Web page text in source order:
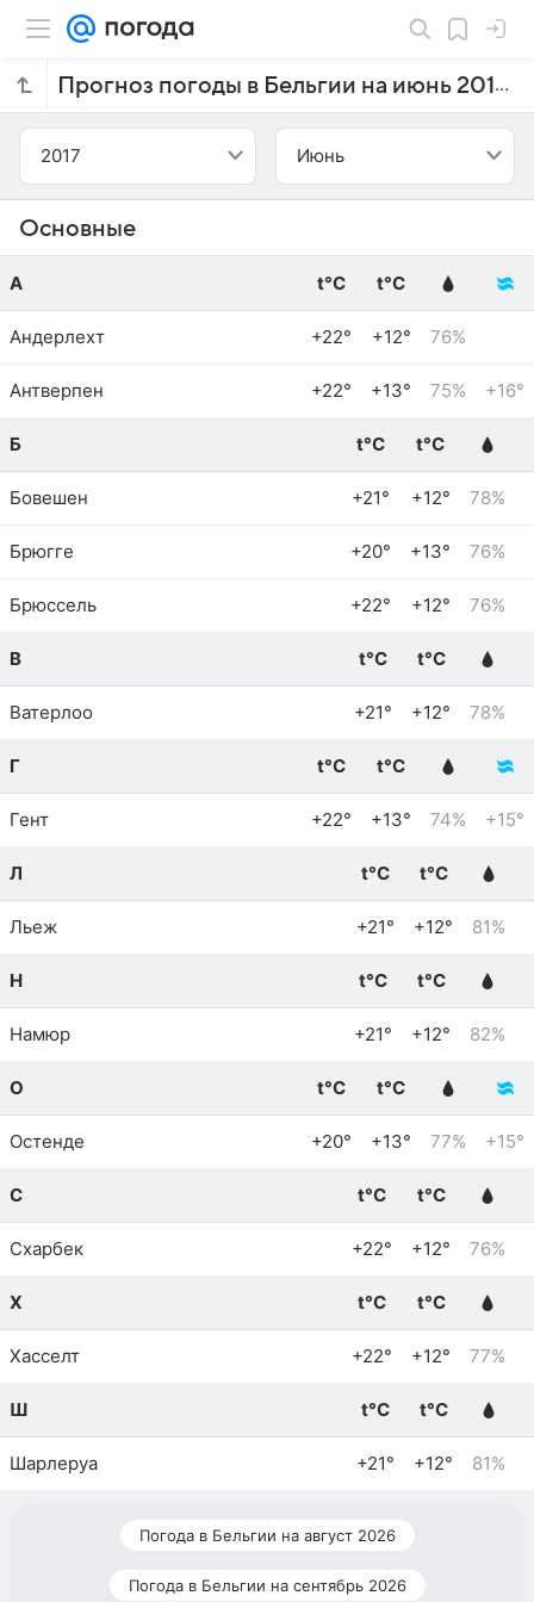
Прогноз погоды в Бельгии на июнь 2017 года
2017 Июнь
Основные
А t°C t°C
Андерлехт +22° +12° 76%
Антверпен +22° +13° 75% +16°
Б t°C t°C
Бовешен +21° +12° 78%
Брюгге +20° +13° 76%
Брюссель +22° +12° 76%
В t°C t°C
Ватерлоо +21° +12° 78%
Г t°C t°C
Гент +22° +13° 74% +15°
Л t°C t°C
Льеж +21° +12° 81%
Н t°C t°C
Намюр +21° +12° 82%
О t°C t°C
Остенде +20° +13° 77% +15°
С t°C t°C
Схарбек +22° +12° 76%
Х t°C t°C
Хасселт +22° +12° 77%
Ш t°C t°C
Шарлеруа +21° +12° 81%
Погода в Бельгии на август 2026
Погода в Бельгии на сентябрь 2026